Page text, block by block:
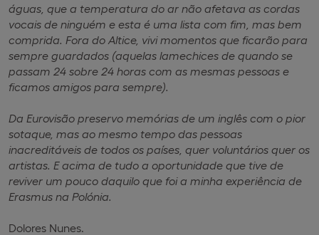
águas, que a temperatura do ar não afetava as cordas
vocais de ninguém e esta é uma lista com fim, mas bem
comprida. Fora do Altice, vivi momentos que ficarão para
sempre guardados (aquelas lamechices de quando se
passam 24 sobre 24 horas com as mesmas pessoas e
ficamos amigos para sempre).
Da Eurovisão preservo memórias de um inglês com o pior
sotaque, mas ao mesmo tempo das pessoas
inacreditáveis de todos os países, quer voluntários quer os
artistas. E acima de tudo a oportunidade que tive de
reviver um pouco daquilo que foi a minha experiência de
Erasmus na Polónia.
Dolores Nunes.